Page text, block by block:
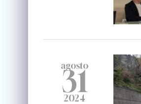
agosto
31
2024